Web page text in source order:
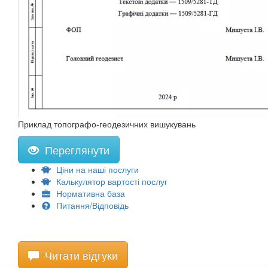
Приклад топографо-геодезичних вишукувань
Переглянути
Ціни на наші послуги
Калькулятор вартості послуг
Нормативна база
Питання/Відповідь
Читати відгуки